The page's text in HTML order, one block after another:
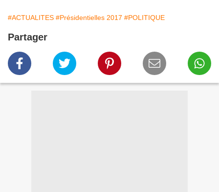
#ACTUALITES #Présidentielles 2017 #POLITIQUE
Partager